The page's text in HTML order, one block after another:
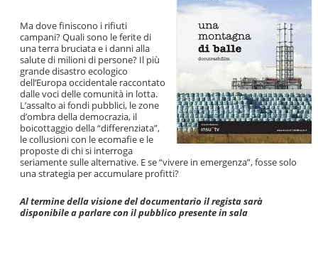
Ma dove finiscono i rifiuti
campani? Quali sono le ferite di
una terra bruciata e i danni alla
salute di milioni di persone? Il più
grande disastro ecologico
dell’Europa occidentale raccontato
dalle voci delle comunità in lotta.
L’assalto ai fondi pubblici, le zone
d’ombra della democrazia, il
boicottaggio della “differenziata”,
le collusioni con le ecomafie e le
proposte di chi si interroga
seriamente sulle alternative. E se “vivere in emergenza”, fosse solo
una strategia per accumulare profitti?
Al termine della visione del documentario il regista sarà
disponibile a parlare con il pubblico presente in sala